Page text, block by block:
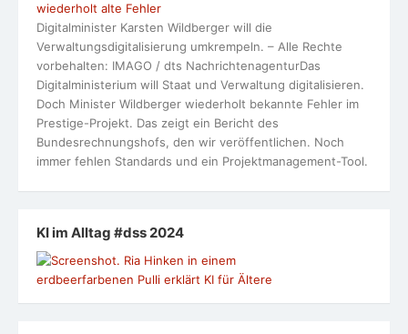
wiederholt alte Fehler
Digitalminister Karsten Wildberger will die
Verwaltungsdigitalisierung umkrempeln. – Alle Rechte
vorbehalten: IMAGO / dts NachrichtenagenturDas
Digitalministerium will Staat und Verwaltung digitalisieren.
Doch Minister Wildberger wiederholt bekannte Fehler im
Prestige-Projekt. Das zeigt ein Bericht des
Bundesrechnungshofs, den wir veröffentlichen. Noch
immer fehlen Standards und ein Projektmanagement-Tool.
KI im Alltag #dss 2024